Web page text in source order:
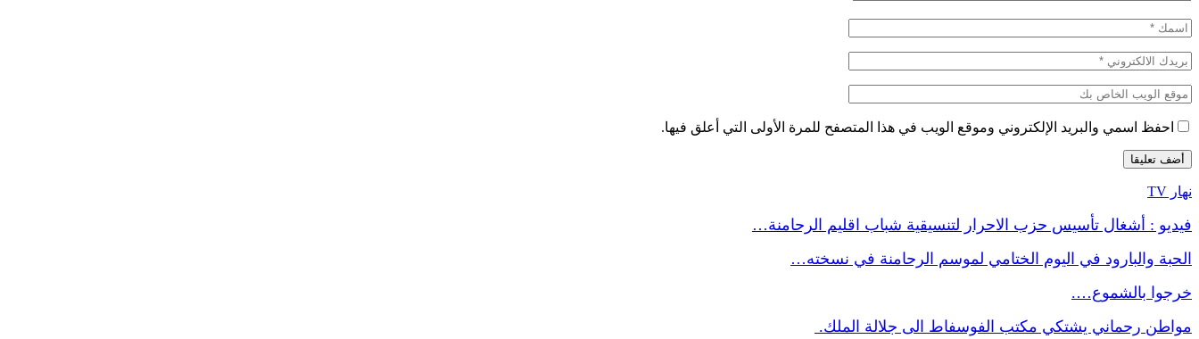
احفظ اسمي والبريد الإلكتروني وموقع الويب في هذا المتصفح للمرة الأولى التي أعلق فيها.
نهار TV
فيديو : أشغال تأسيس حزب الاحرار لتنسيقية شباب اقليم الرحامنة…
الحبة والبارود في اليوم الختامي لموسم الرحامنة في نسخته…
خرجوا بالشموع….
مواطن رحماني يشتكي مكتب الفوسفاط الى جلالة الملك.